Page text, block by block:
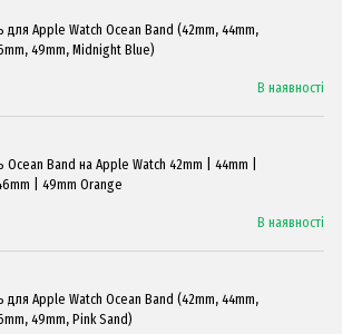
для Apple Watch Ocean Band (42mm, 44mm,
49mm, Midnight Blue)
В наявності
Ocean Band на Apple Watch 42mm | 44mm |
| 49mm Orange
В наявності
для Apple Watch Ocean Band (42mm, 44mm,
49mm, Pink Sand)